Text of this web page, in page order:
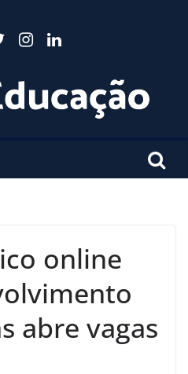
online
abre vagas